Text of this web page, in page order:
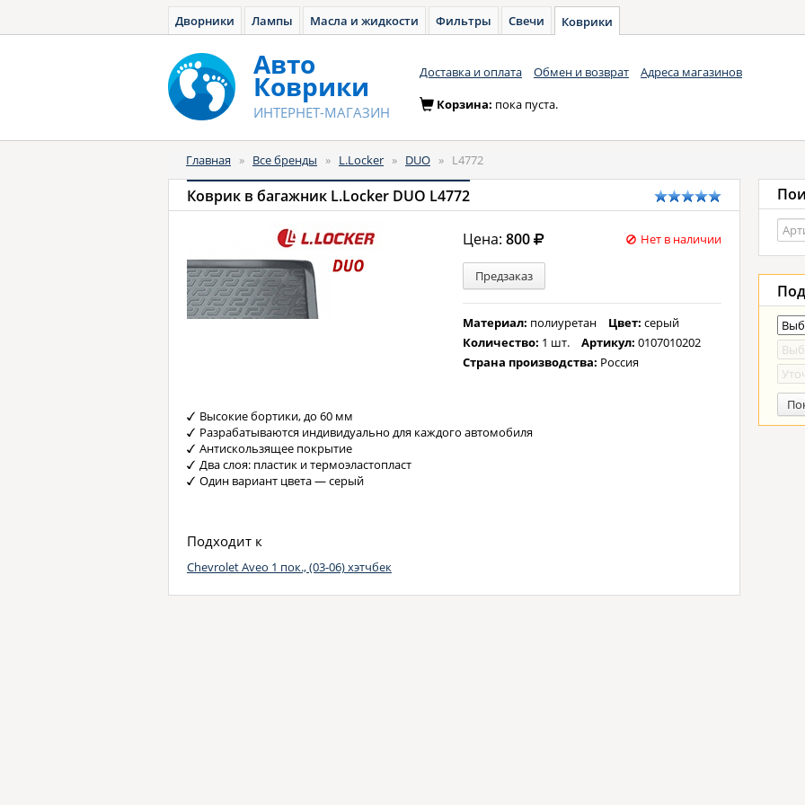
Дворники Лампы Масла и жидкости Фильтры Свечи Коврики
Авто
Коврики
ИНТЕРНЕТ-МАГАЗИН
Доставка и оплата Обмен и возврат Адреса магазинов
Корзина: пока пуста.
Главная » Все бренды » L.Locker » DUO » L4772
Коврик в багажник L.Locker DUO L4772
Цена:800 Нет в наличии
Предзаказ
Материал: полиуретан Цвет:серый
Количество: 1 шт. Артикул:0107010202
Страна производства: Россия
Высокие бортики, до 60 мм
Разрабатываются индивидуально для каждого автомобиля
Антискользящее покрытие
Два слоя: пластик и термоэластопласт
Один вариант цвета — серый
Подходит к
Chevrolet Aveo 1 пок., (03-06) хэтчбек